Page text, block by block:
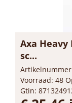
Axa
sc...
Voorraad: 48
Gtin: